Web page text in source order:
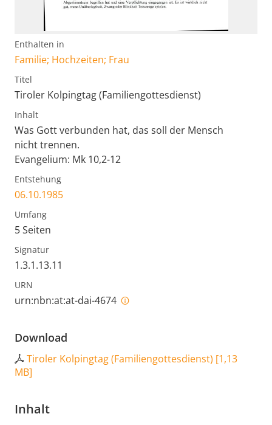
Enthalten in
Familie; Hochzeiten; Frau
Titel
Tiroler Kolpingtag (Familiengottesdienst)
Inhalt
Was Gott verbunden hat, das soll der Mensch
nicht trennen.
Evangelium: Mk 10,2-12
Entstehung
06.10.1985
Umfang
5 Seiten
Signatur
1.3.1.13.11
URN
urn:nbn:at:at-dai-4674
Download
Tiroler Kolpingtag (Familiengottesdienst) [1,13
MB]
Inhalt